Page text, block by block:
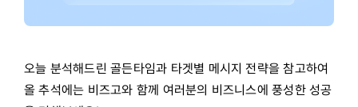
오늘 분석해드린 골든타임과 타겟별 메시지 전략을 참고하여
올 추석에는 비즈고와 함께 여러분의 비즈니스에 풍성한 성공